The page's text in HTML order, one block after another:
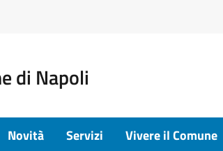
di Napoli
Novità Servizi Vivere il Comune